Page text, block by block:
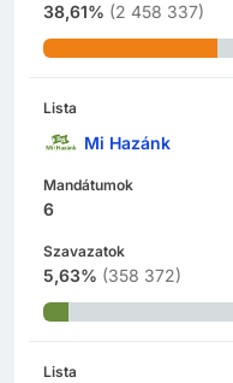
38,61% (2 458 337)
Lista
Mi Hazánk
Mandátumok
6
Szavazatok
5,63% (358 372)
Lista